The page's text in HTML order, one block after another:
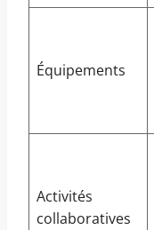
Équipements
Activités
collaboratives